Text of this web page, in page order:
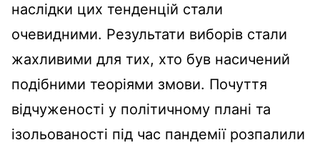
наслідки цих тенденцій стали
очевидними. Результати виборів стали
жахливими для тих, хто був насичений
подібними теоріями змови. Почуття
відчуженості у політичному плані та
ізольованості під час пандемії розпалили